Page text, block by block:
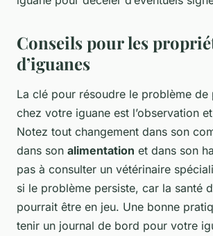
Conseils pour les
d’iguanes
La clé pour résoudre le problème de
chez votre iguane est l’observation
Notez tout changement dans son
dans son alimentation et dans son
pas à consulter un vétérinaire
si le problème persiste, car la santé
pourrait être en jeu. Une bonne
tenir un journal de bord pour votre